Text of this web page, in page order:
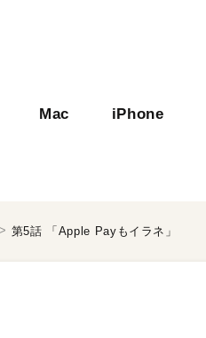
Mac iPhone
第5話 「Apple Payもイラネ」